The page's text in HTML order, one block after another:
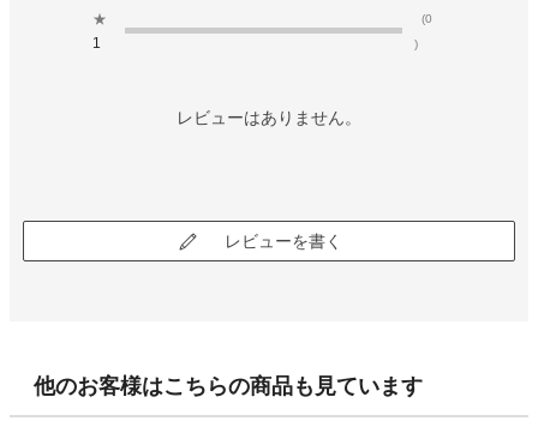
★
1
(0
)
レビューはありません。
レビューを書く
他のお客様はこちらの商品も見ています